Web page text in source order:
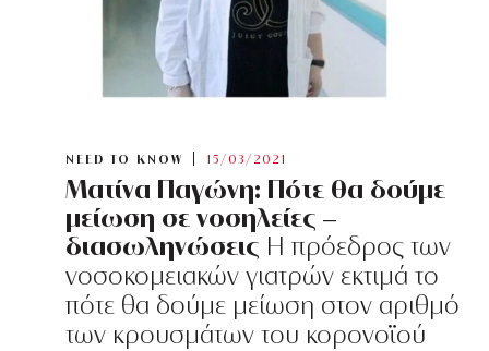
NEED TO KNOW 15/03/2021
Ματίνα Παγώνη: Πότε θα δούμε
μείωση σε νοσηλείες –
διασωληνώσεις H πρόεδρος των
νοσοκομειακών γιατρών εκτιμά το
πότε θα δούμε μείωση στον αριθμό
των κρουσμάτων του κορονοϊού